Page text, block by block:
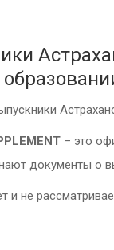
– это
документы о
и не